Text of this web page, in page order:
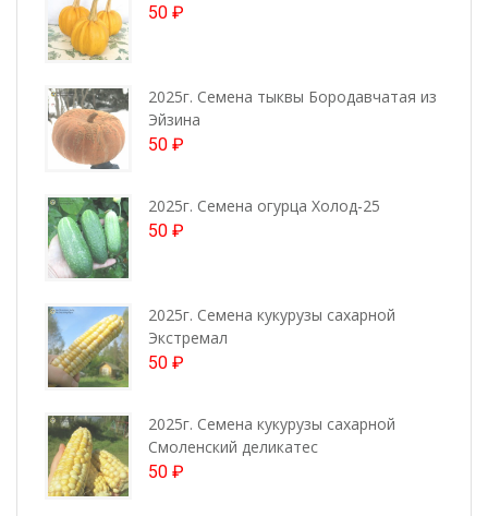
50 ₽
2025г. Семена тыквы Бородавчатая из
Эйзина
50 ₽
2025г. Семена огурца Холод-25
50 ₽
2025г. Семена кукурузы сахарной
Экстремал
50 ₽
2025г. Семена кукурузы сахарной
Смоленский деликатес
50 ₽